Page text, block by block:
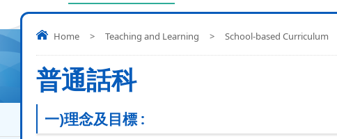
Home > Teaching and Learning > School-based Curriculum
普通話科
一)理念及目標 :